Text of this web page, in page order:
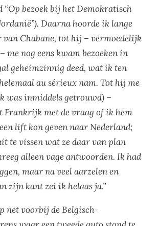
bezoek bij het Demokratisch
Daarna hoorde ik lange
Chabane, tot hij – vermoedelijk
me nog eens kwam bezoeken in
geheimzinnig deed, wat ik ten
au sérieux nam. Tot hij me
was inmiddels getrouwd) –
Frankrijk met de vraag of ik hem
lift kon geven naar Nederland;
te vissen wat ze daar van plan
alleen vage antwoorden. Ik had
maar na veel aarzelen en
zijn kant zei ik helaas ja.”
net voorbij de Belgisch-